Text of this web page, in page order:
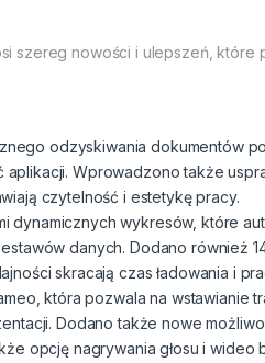
szereg nowości i ulepszeń, które
odzyskiwania dokumentów
Wprowadzono także
czytelność i estetykę pracy.
dynamicznych wykresów, które
danych. Dodano również
skracają czas ładowania i
która pozwala na wstawianie
Dodano także nowe
opcję nagrywania głosu i wideo